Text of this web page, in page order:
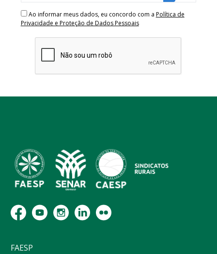
Ao informar meus dados, eu concordo com a Política de
Privacidade e Proteção de Dados Pessoais
FAESP